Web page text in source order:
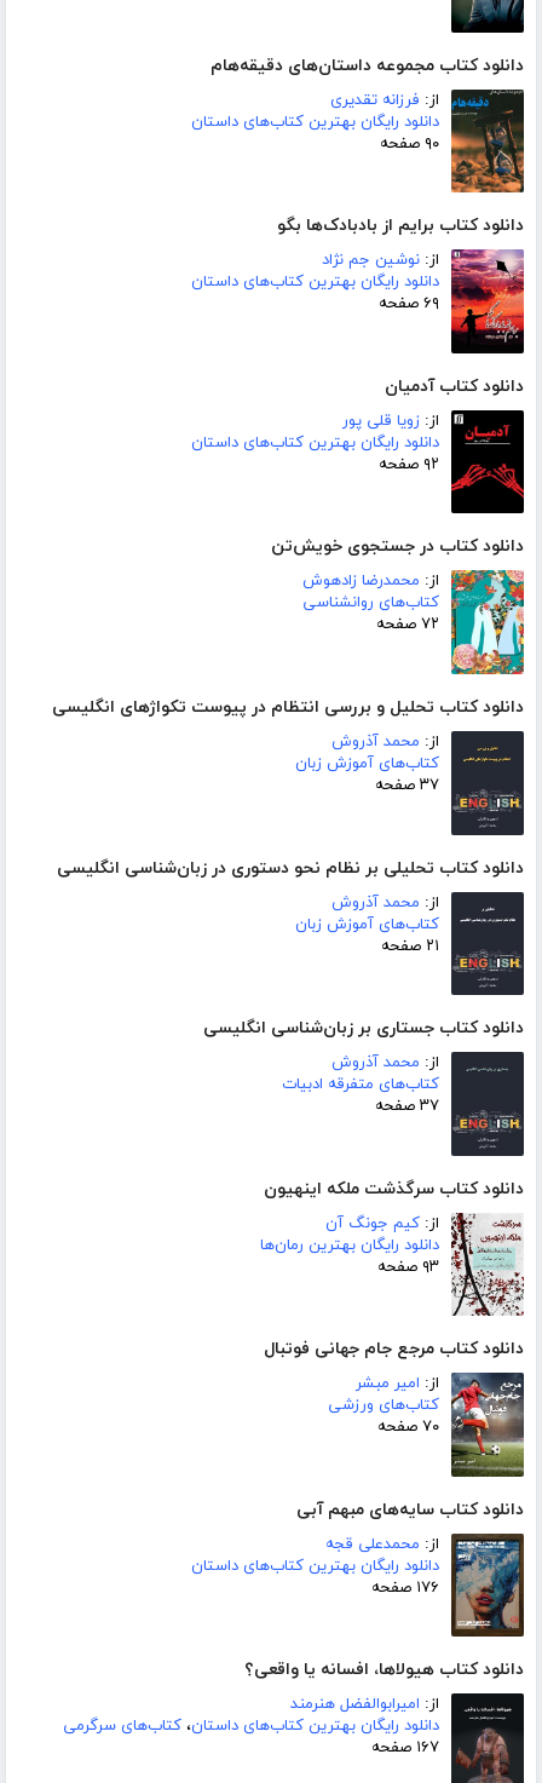
دانلود کتاب مجموعه داستان‌های دقیقه‌هام
از: فرزانه تقدیری
دانلود رایگان بهترین کتاب‌های داستان
۹۰ صفحه
دانلود کتاب برایم از بادبادک‌ها بگو
از: نوشین جم نژاد
دانلود رایگان بهترین کتاب‌های داستان
۶۹ صفحه
دانلود کتاب آدمیان
از: زویا قلی پور
دانلود رایگان بهترین کتاب‌های داستان
۹۲ صفحه
دانلود کتاب در جستجوی خویش‌تن
از: محمدرضا زادهوش
کتاب‌های روانشناسی
۷۲ صفحه
دانلود کتاب تحلیل و بررسی انتظام در پیوست تکواژهای انگلیسی
از: محمد آذروش
کتاب‌های آموزش زبان
۳۷ صفحه
دانلود کتاب تحلیلی بر نظام نحو دستوری در زبان‌شناسی انگلیسی
از: محمد آذروش
کتاب‌های آموزش زبان
۲۱ صفحه
دانلود کتاب جستاری بر زبان‌شناسی انگلیسی
از: محمد آذروش
کتاب‌های متفرقه ادبیات
۳۷ صفحه
دانلود کتاب سرگذشت ملکه اینهیون
از: کیم جونگ آن
دانلود رایگان بهترین رمان‌ها
۹۳ صفحه
دانلود کتاب مرجع جام جهانی فوتبال
از: امیر مبشر
کتاب‌های ورزشی
۷۰ صفحه
دانلود کتاب سایه‌های مبهم آبی
از: محمدعلی قجه
دانلود رایگان بهترین کتاب‌های داستان
۱۷۶ صفحه
دانلود کتاب هیولاها، افسانه یا واقعی؟
از: امیرابوالفضل هنرمند
دانلود رایگان بهترین کتاب‌های داستان، کتاب‌های سرگرمی
۱۶۷ صفحه